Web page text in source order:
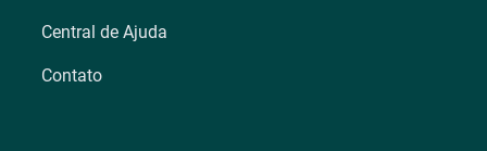
Central de Ajuda
Contato